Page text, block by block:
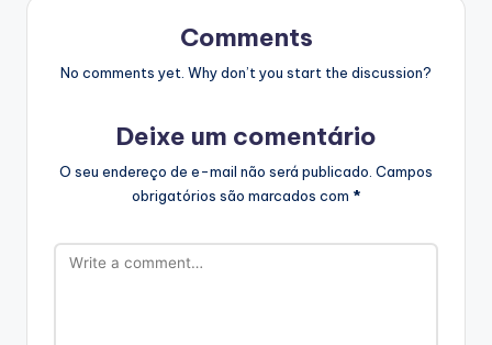
Comments
No comments yet. Why don’t you start the discussion?
Deixe um comentário
O seu endereço de e-mail não será publicado. Campos
obrigatórios são marcados com *